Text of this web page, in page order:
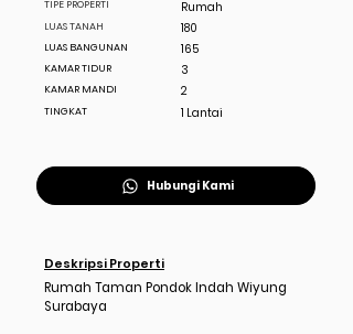
TIPE PROPERTI
LUAS TANAH
LUAS BANGUNAN
KAMAR TIDUR
KAMAR MANDI
TINGKAT
Rumah
180
165
3
2
1 Lantai
Hubungi Kami
Deskripsi Properti
Rumah Taman Pondok Indah Wiyung
Surabaya